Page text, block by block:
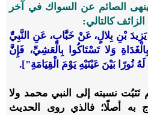
الصائم عن السواك في آخر
كالتالي:
بْنِ بِلالٍ، عَنْ خَبَّابٍ، عَنِ النَّبِيِّ
وَلا تَسْتَاكُوا بِالْعَشِيِّ، فَإِنَّ
نُورًا بَيْنَ عَيْنَيْهِ يَوْمَ الْقِيَامَةِ"].
نسبته إلى النبي محمد ولا
به أصلًا؛ فالذي روى الحديث